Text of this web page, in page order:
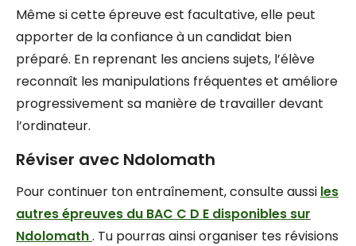
Même si cette épreuve est facultative, elle peut
apporter de la confiance à un candidat bien
préparé. En reprenant les anciens sujets, l’élève
reconnaît les manipulations fréquentes et améliore
progressivement sa manière de travailler devant
l’ordinateur.
Réviser avec Ndolomath
Pour continuer ton entraînement, consulte aussi les
autres épreuves du BAC C D E disponibles sur
Ndolomath. Tu pourras ainsi organiser tes révisions